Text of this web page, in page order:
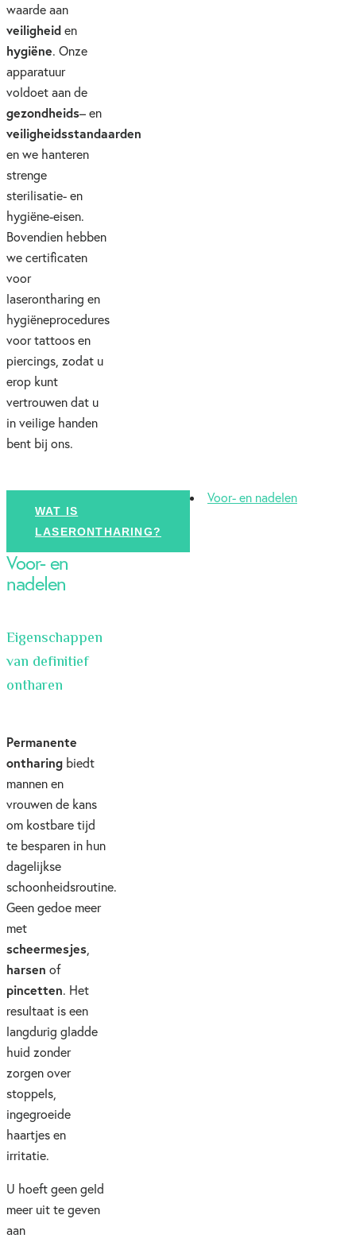
waarde aan
veiligheid en
hygiëne. Onze
apparatuur
voldoet aan de
gezondheids– en
veiligheidsstandaarden
en we hanteren
strenge
sterilisatie- en
hygiëne-eisen.
Bovendien hebben
we certificaten
voor
laserontharing en
hygiëneprocedures
voor tattoos en
piercings, zodat u
erop kunt
vertrouwen dat u
in veilige handen
bent bij ons.
WAT IS
LASERONTHARING?
Voor- en nadelen
Voor- en
nadelen
Eigenschappen
van definitief
ontharen
Permanente
ontharing biedt
mannen en
vrouwen de kans
om kostbare tijd
te besparen in hun
dagelijkse
schoonheidsroutine.
Geen gedoe meer
met
scheermesjes
harsen of
pincetten. Het
resultaat is een
langdurig gladde
huid zonder
zorgen over
stoppels,
ingegroeide
haartjes en
irritatie.
U hoeft geen geld
meer uit te geven
aan